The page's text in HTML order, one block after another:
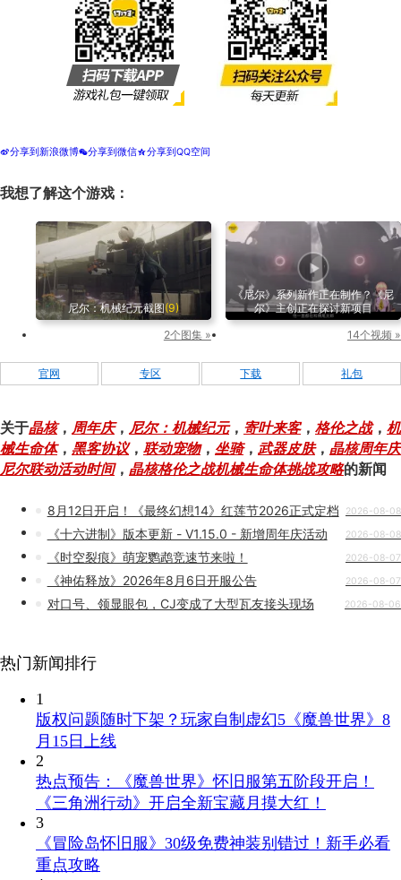
t分享到新浪微博w分享到微信z分享到QQ空间
我想了解这个游戏：
尼尔：机械纪元截图(9)
2个图集 »
《尼尔》系列新作正在制作？《尼
尔》主创正在探讨新项目
14个视频 »
官网 专区 下载 礼包
关于晶核， 周年庆， 尼尔：机械纪元， 寄叶来客， 格伦之战， 机
械生命体， 黑客协议， 联动宠物， 坐骑， 武器皮肤， 晶核周年庆
尼尔联动活动时间， 晶核格伦之战机械生命体挑战攻略的新闻
8月12日开启！《最终幻想14》红莲节2026正式定档 2026-08-08
《十六进制》版本更新 - V1.15.0 - 新增周年庆活动 2026-08-08
《时空裂痕》萌宠鹦鹉竞速节来啦！ 2026-08-07
《神佑释放》2026年8月6日开服公告 2026-08-07
对口号、领显眼包，CJ变成了大型瓦友接头现场 2026-08-06
热门新闻排行
1
版权问题随时下架？玩家自制虚幻5《魔兽世界》8
月15日上线
2
热点预告：《魔兽世界》怀旧服第五阶段开启！
《三角洲行动》开启全新宝藏月摸大红！
3
《冒险岛怀旧服》30级免费神装别错过！新手必看
重点攻略